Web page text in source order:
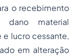
o recebimento
dano material
lucro cessante,
em alteração